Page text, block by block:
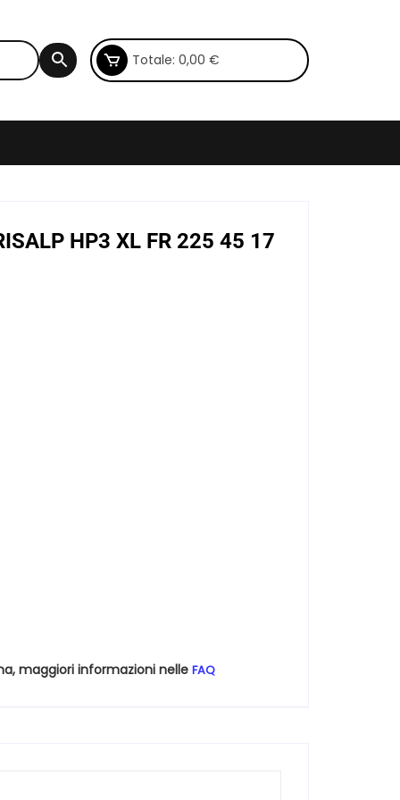
Totale: 0,00 €
HP3 XL FR 225 45 17
maggiori informazioni nelle FAQ